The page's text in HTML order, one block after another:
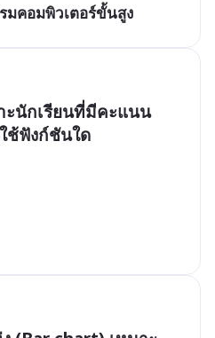
มคอมพิวเตอร์ขั้นสูง
ะนักเรียนที่มีคะแนน
ช้ฟังก์ชันใด